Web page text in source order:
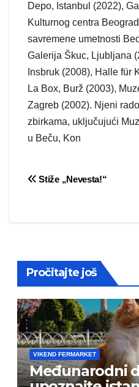
Depo, Istanbul (2022),
Kulturnog centra
savremene umetnosti
Galerija Škuc, Ljubljana
Insbruk (2008), Halle für
La Box, Burž (2003),
Zagreb (2002). Njeni
zbirkama, uključujući
u Beču, Kon
Post
Stiže „Nevesta!“
Pročitajte još
VIKEND FERMARKET
Međunarodni